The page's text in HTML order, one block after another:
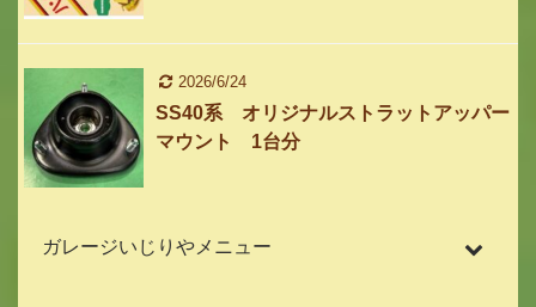
2026/6/24
SS40系 オリジナルストラットアッパー
マウント 1台分
ガレージいじりやメニュー